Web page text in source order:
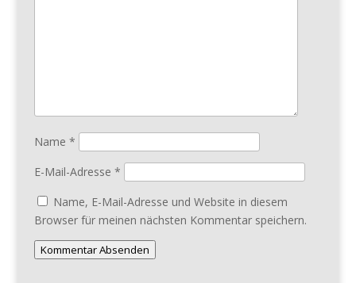
Name *
E-Mail-Adresse *
Name, E-Mail-Adresse und Website in diesem
Browser für meinen nächsten Kommentar speichern.
Kommentar Absenden